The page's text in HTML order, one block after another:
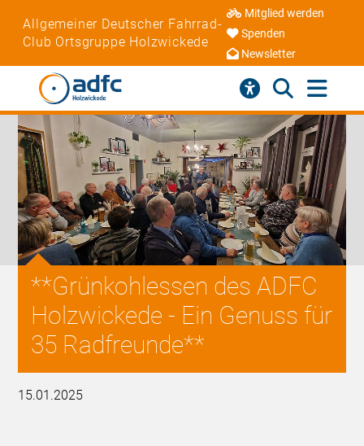
Allgemeiner Deutscher Fahrrad-
Club Ortsgruppe Holzwickede
Mitglied werden
Spenden
Newsletter
**Grünkohlessen des ADFC
Holzwickede - Ein Genuss für
35 Radfreunde**
15.01.2025